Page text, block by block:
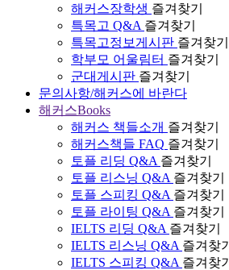
해커스장학생 즐겨찾기
특목고 Q&A 즐겨찾기
특목고정보게시판 즐겨찾기
학부모 어울림터 즐겨찾기
군대게시판 즐겨찾기
문의사항/해커스에 바란다
해커스Books
해커스 책들소개 즐겨찾기
해커스책들 FAQ 즐겨찾기
토플 리딩 Q&A 즐겨찾기
토플 리스닝 Q&A 즐겨찾기
토플 스피킹 Q&A 즐겨찾기
토플 라이팅 Q&A 즐겨찾기
IELTS 리딩 Q&A 즐겨찾기
IELTS 리스닝 Q&A 즐겨찾기
IELTS 스피킹 Q&A 즐겨찾기